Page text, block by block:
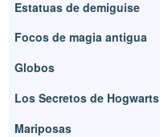
Estatuas de demiguise
Focos de magia antigua
Globos
Los Secretos de Hogwarts
Mariposas